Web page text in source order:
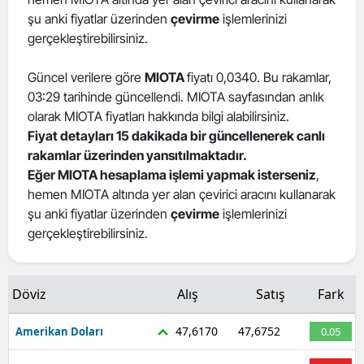
Edirne
Erzincan
Erzurum
Gaziantep
Giresun
Hakkari
Isparta
şu anki fiyatlar üzerinden çevirme işlemlerinizi
gerçekleştirebilirsiniz.
Güncel verilere göre MIOTAfiyatı 0,0340. Bu rakamlar,
03:29 tarihinde güncellendi. MIOTA sayfasından anlık
olarak MIOTA fiyatları hakkında bilgi alabilirsiniz.
Fiyat detayları 15 dakikada bir güncellenerek canlı
rakamlar üzerinden yansıtılmaktadır.
Eğer MIOTA hesaplama işlemi yapmak isterseniz,
hemen MIOTA altında yer alan çevirici aracını kullanarak
şu anki fiyatlar üzerinden çevirme işlemlerinizi
gerçekleştirebilirsiniz.
Döviz Alış Satış Fark
Amerikan Doları 47,6170 47,6752 0.05